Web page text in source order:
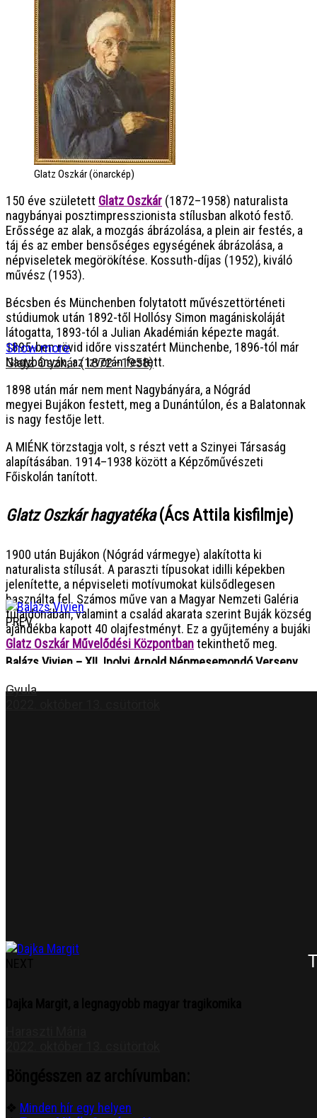
Glatz Oszkár (önarckép)
150 éve született Glatz Oszkár (1872–1958) naturalista
nagybányai posztimpresszionista stílusban alkotó festő.
Erőssége az alak, a mozgás ábrázolása, a plein air festés, a
táj és az ember bensőséges egységének ábrázolása, a
népviseletek megörökítése. Kossuth-díjas (1952), kiváló
művész (1953).
Bécsben és Münchenben folytatott művészettörténeti
stúdiumok után 1892-től Hollósy Simon magániskoláját
látogatta, 1893-tól a Julian Akadémián képezte magát.
1895-ben rövid időre visszatért Münchenbe, 1896-tól már
Nagybányán, az Izvorán festett.
1898 után már nem ment Nagybányára, a Nógrád
megyei Bujákon festett, meg a Dunántúlon, és a Balatonnak
is nagy festője lett.
A MIÉNK törzstagja volt, s részt vett a Szinyei Társaság
alapításában. 1914–1938 között a Képzőművészeti
Főiskolán tanított.
Glatz Oszkár hagyatéka(Ács Attila kisfilmje)
1900 után Bujákon (Nógrád vármegye) alakította ki
naturalista stílusát. A paraszti típusokat idilli képekben
jelenítette, a népviseleti motívumokat külsődlegesen
használta fel. Számos műve van a Magyar Nemzeti Galéria
tulajdonában, valamint a család akarata szerint Buják község
ajándékba kapott 40 olajfestményt. Ez a gyűjtemény a bujáki
Glatz Oszkár Művelődési Központbantekinthető meg.
Show more
Glatz Oszkár (1872–1958)
PREV
Balázs Vivien – XII. Ipolyi Arnold Népmesemondó Verseny
Gyula
Minden hír egy helyen